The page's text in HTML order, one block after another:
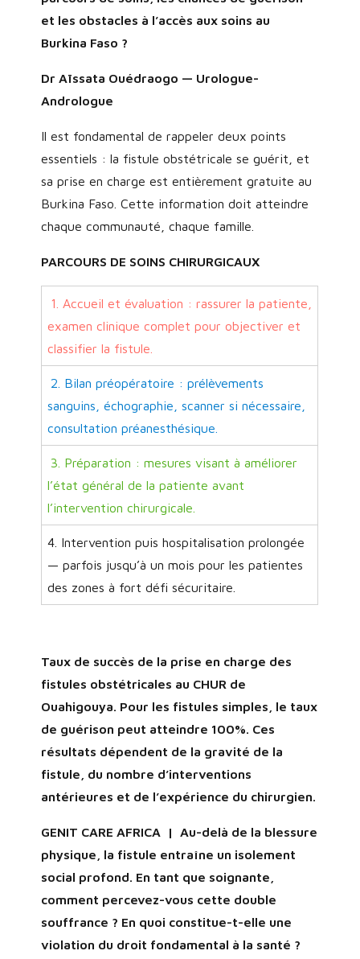
et les obstacles à l’accès aux soins au
Burkina Faso ?
Dr Aïssata Ouédraogo — Urologue-
Andrologue
Il est fondamental de rappeler deux points
essentiels : la fistule obstétricale se guérit, et
sa prise en charge est entièrement gratuite au
Burkina Faso. Cette information doit atteindre
chaque communauté, chaque famille.
PARCOURS DE SOINS CHIRURGICAUX
1. Accueil et évaluation : rassurer la patiente,
examen clinique complet pour objectiver et
classifier la fistule.
2. Bilan préopératoire : prélèvements
sanguins, échographie, scanner si nécessaire,
consultation préanesthésique.
3. Préparation : mesures visant à améliorer
l’état général de la patiente avant
l’intervention chirurgicale.
4. Intervention puis hospitalisation prolongée
— parfois jusqu’à un mois pour les patientes
des zones à fort défi sécuritaire.
Taux de succès de la prise en charge des
fistules obstétricales au CHUR de
Ouahigouya. Pour les fistules simples, le taux
de guérison peut atteindre 100%. Ces
résultats dépendent de la gravité de la
fistule, du nombre d’interventions
antérieures et de l’expérience du chirurgien.
GENIT CARE AFRICA | Au-delà de la blessure
physique, la fistule entraîne un isolement
social profond. En tant que soignante,
comment percevez-vous cette double
souffrance ? En quoi constitue-t-elle une
violation du droit fondamental à la santé ?